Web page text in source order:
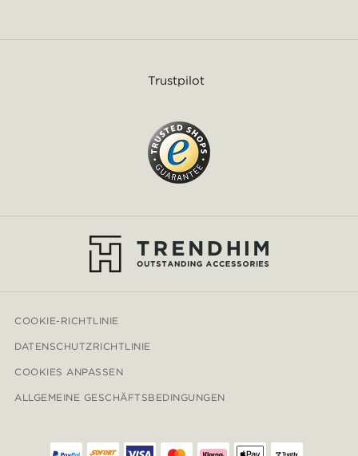
Trustpilot
COOKIE-RICHTLINIE
DATENSCHUTZRICHTLINIE
COOKIES ANPASSEN
ALLGEMEINE GESCHÄFTSBEDINGUNGEN